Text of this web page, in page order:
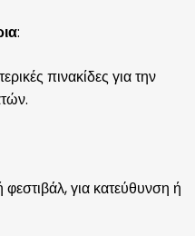
:
πινακίδες για την
για κατεύθυνση ή